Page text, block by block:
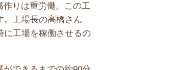
りは重労働。この工
。工場長の高橋さん
に工場を稼働させるの